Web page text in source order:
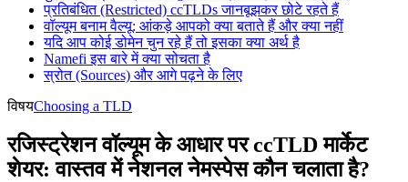
प्रतिबंधित (Restricted) ccTLDs जानबूझकर छोटे रहते हैं
वॉल्यूम बनाम वैल्यू: आंकड़े आपको क्या बताते हैं और क्या नहीं
यदि आप कोई डोमेन चुन रहे हैं तो इसका क्या अर्थ है
Namefi इस बारे में क्या सोचता है
स्रोत (Sources) और आगे पढ़ने के लिए
विषयChoosing a TLD
रजिस्ट्रेशन वॉल्यूम के आधार पर ccTLD मार्केट
शेयर: वास्तव में नेशनल नेमस्पेस कौन चलाता है?